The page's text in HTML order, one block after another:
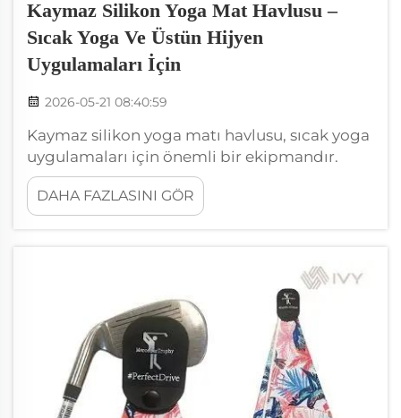
Kaymaz Silikon Yoga Mat Havlusu –
Sıcak Yoga Ve Üstün Hijyen
Uygulamaları İçin
2026-05-21 08:40:59
Kaymaz silikon yoga matı havlusu, sıcak yoga
uygulamaları için önemli bir ekipmandır.
Sıcak yoga, ortamın sıcak olduğu anlamına
gelir ve bu da sizin daha fazla terlemeni
sağlar. Terlediğinizde, normal bir yoga matı
DAHA FAZLASINI GÖR